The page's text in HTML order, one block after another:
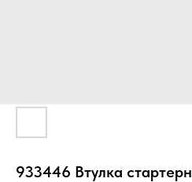
933446 Втулка